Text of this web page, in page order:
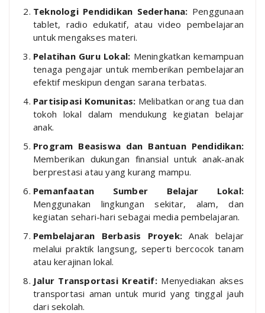
Teknologi Pendidikan Sederhana: Penggunaan
tablet, radio edukatif, atau video pembelajaran
untuk mengakses materi.
Pelatihan Guru Lokal: Meningkatkan kemampuan
tenaga pengajar untuk memberikan pembelajaran
efektif meskipun dengan sarana terbatas.
Partisipasi Komunitas: Melibatkan orang tua dan
tokoh lokal dalam mendukung kegiatan belajar
anak.
Program Beasiswa dan Bantuan Pendidikan:
Memberikan dukungan finansial untuk anak-anak
berprestasi atau yang kurang mampu.
Pemanfaatan Sumber Belajar Lokal:
Menggunakan lingkungan sekitar, alam, dan
kegiatan sehari-hari sebagai media pembelajaran.
Pembelajaran Berbasis Proyek: Anak belajar
melalui praktik langsung, seperti bercocok tanam
atau kerajinan lokal.
Jalur Transportasi Kreatif:Menyediakan akses
transportasi aman untuk murid yang tinggal jauh
dari sekolah.